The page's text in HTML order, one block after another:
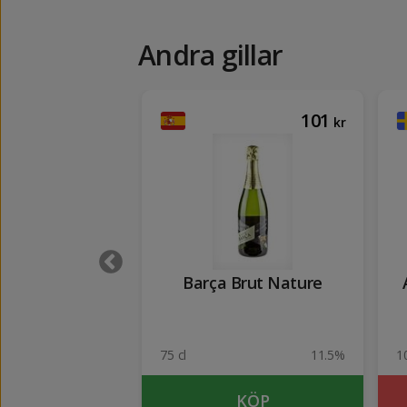
Andra gillar
101 kr
Barça Brut Nature
75 cl 11.5%
KÖP